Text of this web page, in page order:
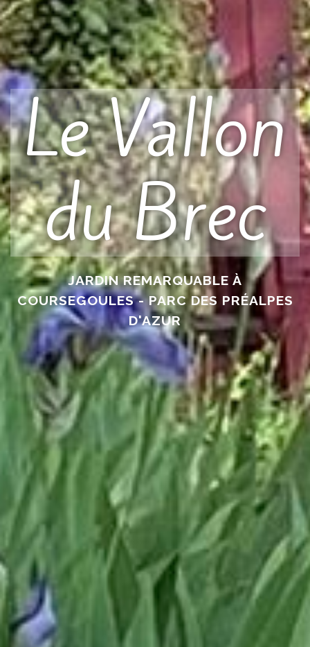
Le Vallon
du Brec
JARDIN REMARQUABLE À
COURSEGOULES - PARC DES PRÉALPES
D'AZUR